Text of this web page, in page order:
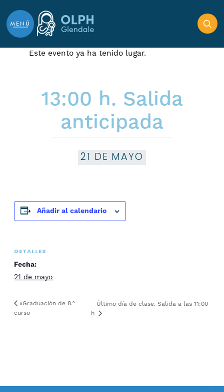
MENÚ
Este evento ya ha tenido lugar.
13:00 h. Salida
anticipada
21 DE MAYO
Añadir al calendario
DETALLES
Fecha:
21 de mayo
«Graduación de 8.º
curso
Último día de clase. Salida a las 11:00
h